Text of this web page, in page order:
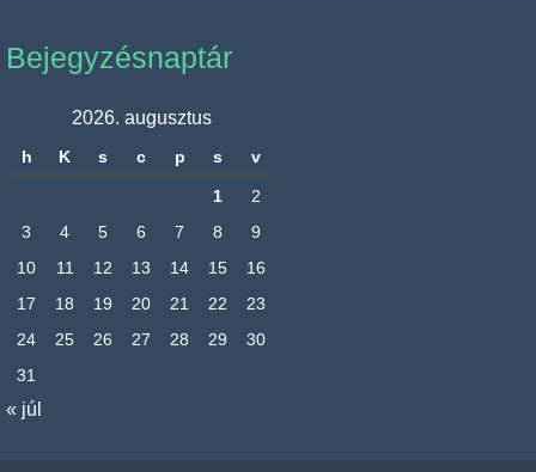
Bejegyzésnaptár
2026. augusztus
h K s c p s v
1
2
3
4 5 6 7 8
9
10
11 12 13 14 15
16
17
18 19 20 21 22
23
24
25 26 27 28 29
30
31
« júl